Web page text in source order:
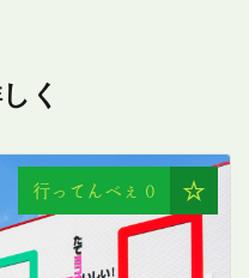
く
行ってんべぇ 0